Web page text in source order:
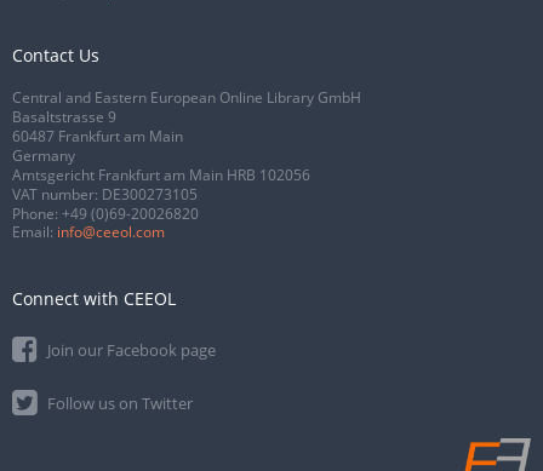
Contact Us
Central and Eastern European Online Library GmbH
Basaltstrasse 9
60487 Frankfurt am Main
Germany
Amtsgericht Frankfurt am Main HRB 102056
VAT number: DE300273105
Phone: +49 (0)69-20026820
Email: info@ceeol.com
Connect with CEEOL
Join our Facebook page
Follow us on Twitter